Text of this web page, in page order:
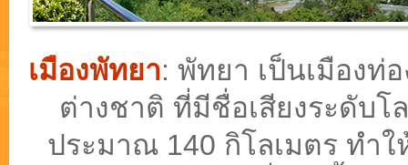
เมืองพัทยา: พัทยา เป็นเมืองท่
ต่างชาติ ที่มีชื่อเสียงระดับโ
ประมาณ 140 กิโลเมตร ทำ